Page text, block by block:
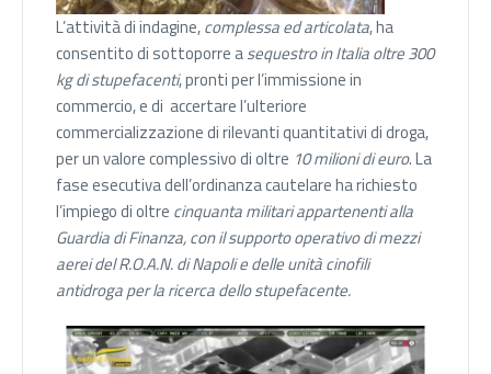
L’attività di indagine,complessa ed articolata, ha
consentito di sottoporre asequestro in Italia oltre 300
kg di stupefacenti, pronti per l’immissione in
commercio, e di accertare l’ulteriore
commercializzazione di rilevanti quantitativi di droga,
per un valore complessivo di oltre 10 milioni di euro. La
fase esecutiva dell’ordinanza cautelare ha richiesto
l’impiego di oltre cinquanta militari appartenenti alla
Guardia di Finanza, con il supporto operativo di mezzi
aerei del R.O.A.N. di Napoli e delle unità cinofili
antidroga per la ricerca dello stupefacente.